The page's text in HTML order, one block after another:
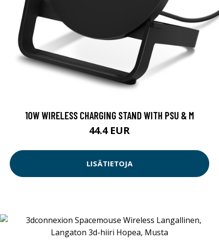
10W WIRELESS CHARGING STAND WITH PSU & M
44.4 EUR
LISÄTIETOJA